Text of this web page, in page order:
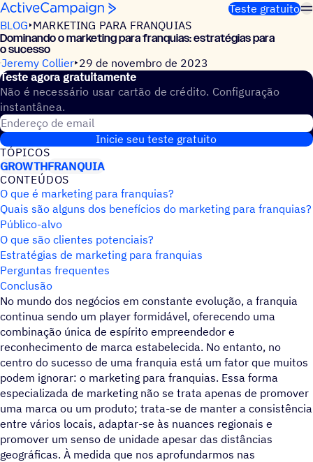
Pular para o conteúdo
Teste gratuito
BLOG MARKETING PARA FRANQUIAS
Dominando o marketing para franquias: estratégias para
o sucesso
Jeremy Collier 29 de novembro de 2023
Teste agora gratuitamente
Não é necessário usar cartão de crédito. Configuração
instantânea.
Endereço de email
Inicie seu teste gratuito
TÓPICOS
GROWTHFRANQUIA
CONTEÚDOS
O que é marketing para franquias?
Quais são alguns dos benefícios do marketing para franquias?
Público-alvo
O que são clientes potenciais?
Estratégias de marketing para franquias
Perguntas frequentes
Conclusão
No mundo dos negócios em constante evolução, a franquia
continua sendo um player formidável, oferecendo uma
combinação única de espírito empreendedor e
reconhecimento de marca estabelecida. No entanto, no
centro do sucesso de uma franquia está um fator que muitos
podem ignorar: o marketing para franquias. Essa forma
especializada de marketing não se trata apenas de promover
uma marca ou um produto; trata-se de manter a consistência
entre vários locais, adaptar-se às nuances regionais e
promover um senso de unidade apesar das distâncias
geográficas. À medida que nos aprofundarmos nas